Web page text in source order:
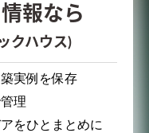
報なら
クハウス)
実例を保存
理
をひとまとめに